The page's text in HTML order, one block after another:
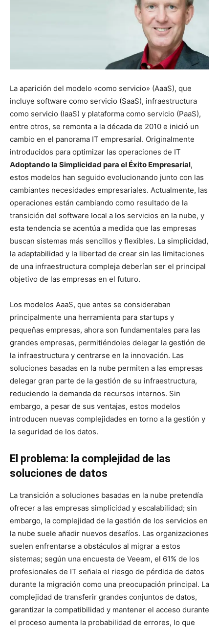
La aparición del modelo «como servicio» (AaaS), que
incluye software como servicio (SaaS), infraestructura
como servicio (IaaS) y plataforma como servicio (PaaS),
entre otros, se remonta a la década de 2010 e inició un
cambio en el panorama IT empresarial. Originalmente
introducidos para optimizar las operaciones de IT
Adoptando la Simplicidad para el Éxito Empresarial,
estos modelos han seguido evolucionando junto con las
cambiantes necesidades empresariales. Actualmente, las
operaciones están cambiando como resultado de la
transición del software local a los servicios en la nube, y
esta tendencia se acentúa a medida que las empresas
buscan sistemas más sencillos y flexibles. La simplicidad,
la adaptabilidad y la libertad de crear sin las limitaciones
de una infraestructura compleja deberían ser el principal
objetivo de las empresas en el futuro.
Los modelos AaaS, que antes se consideraban
principalmente una herramienta para startups y
pequeñas empresas, ahora son fundamentales para las
grandes empresas, permitiéndoles delegar la gestión de
la infraestructura y centrarse en la innovación. Las
soluciones basadas en la nube permiten a las empresas
delegar gran parte de la gestión de su infraestructura,
reduciendo la demanda de recursos internos. Sin
embargo, a pesar de sus ventajas, estos modelos
introducen nuevas complejidades en torno a la gestión y
la seguridad de los datos.
El problema: la complejidad de las
soluciones de datos
La transición a soluciones basadas en la nube pretendía
ofrecer a las empresas simplicidad y escalabilidad; sin
embargo, la complejidad de la gestión de los servicios en
la nube suele añadir nuevos desafíos. Las organizaciones
suelen enfrentarse a obstáculos al migrar a estos
sistemas; según una encuesta de Veeam, el 61% de los
profesionales de IT señala el riesgo de pérdida de datos
durante la migración como una preocupación principal. La
complejidad de transferir grandes conjuntos de datos,
garantizar la compatibilidad y mantener el acceso durante
el proceso aumenta la probabilidad de errores, lo que